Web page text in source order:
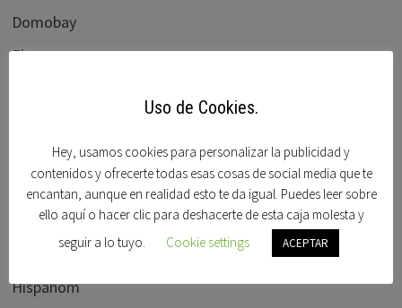
Domobay
Ebay
Foro beta
Foro dominios
Frank schilling
Godaddy
Hispanom
Uso de Cookies.
Hey, usamos cookies para personalizar la publicidad y
contenidos y ofrecerte todas esas cosas de social media que te
encantan, aunque en realidad esto te da igual. Puedes leer sobre
ello aquí o hacer clic para deshacerte de esta caja molesta y
seguir a lo tuyo.
Cookie settings ACEPTAR